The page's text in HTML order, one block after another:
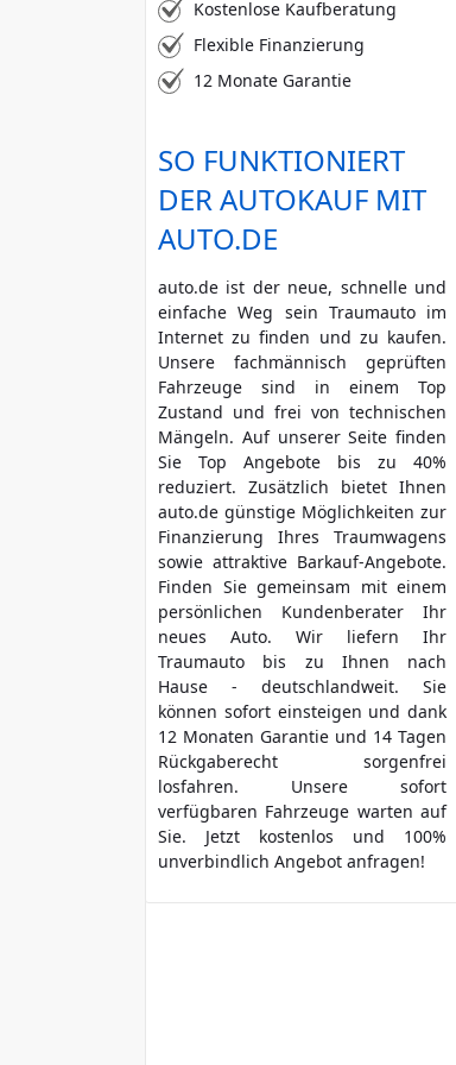
Kostenlose Kaufberatung
Flexible Finanzierung
12 Monate Garantie
SO FUNKTIONIERT
DER AUTOKAUF MIT
AUTO.DE
auto.de ist der neue, schnelle und
einfache Weg sein Traumauto im
Internet zu finden und zu kaufen.
Unsere fachmännisch geprüften
Fahrzeuge sind in einem Top
Zustand und frei von technischen
Mängeln. Auf unserer Seite finden
Sie Top Angebote bis zu 40%
reduziert. Zusätzlich bietet Ihnen
auto.de günstige Möglichkeiten zur
Finanzierung Ihres Traumwagens
sowie attraktive Barkauf-Angebote.
Finden Sie gemeinsam mit einem
persönlichen Kundenberater Ihr
neues Auto. Wir liefern Ihr
Traumauto bis zu Ihnen nach
Hause - deutschlandweit. Sie
können sofort einsteigen und dank
12 Monaten Garantie und 14 Tagen
Rückgaberecht sorgenfrei
losfahren. Unsere sofort
verfügbaren Fahrzeuge warten auf
Sie. Jetzt kostenlos und 100%
unverbindlich Angebot anfragen!